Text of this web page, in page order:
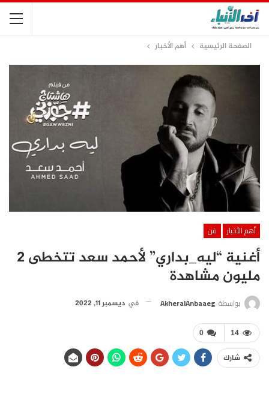
الصفحة الرئيسية أهم الأخبار
أهم الأخبار فن
أغنية “ليه_بداري” لأحمد سعد تتخطى 2
مليون مشاهدة
بواسطة AkheralAnbaaeg في ديسمبر 11, 2022
0 14
شارك